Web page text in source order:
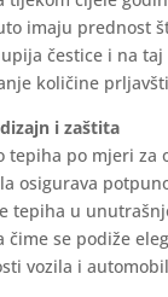
imaju prednost
čestice i na taj
količine
i zaštita
tepiha po mjeri za
osigurava
tepiha u
čime se podiže
vozila i